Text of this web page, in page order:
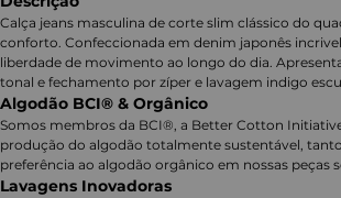
Calça jeans masculina de corte slim clássico do
conforto. Confeccionada em denim japonês
liberdade de movimento ao longo do dia.
tonal e fechamento por zíper e lavagem indigo
Algodão BCI® & Orgânico
Somos membros da BCI®, a Better Cotton
produção do algodão totalmente sustentável,
preferência ao algodão orgânico em nossas peças
Lavagens Inovadoras